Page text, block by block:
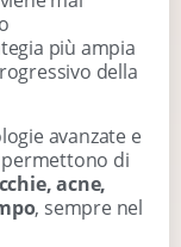
più ampia
della
avanzate e
di
acne,
, sempre nel